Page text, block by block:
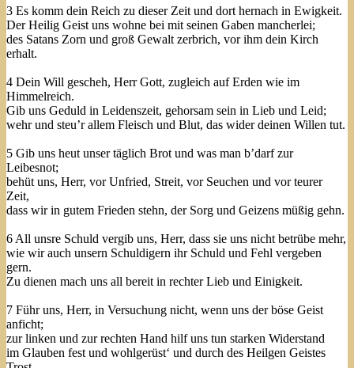
3 Es komm dein Reich zu dieser Zeit und dort hernach in Ewigkeit.
Der Heilig Geist uns wohne bei mit seinen Gaben mancherlei;
des Satans Zorn und groß Gewalt zerbrich, vor ihm dein Kirch
erhalt.
4 Dein Will gescheh, Herr Gott, zugleich auf Erden wie im
Himmelreich.
Gib uns Geduld in Leidenszeit, gehorsam sein in Lieb und Leid;
wehr und steu’r allem Fleisch und Blut, das wider deinen Willen tut.
5 Gib uns heut unser täglich Brot und was man b’darf zur
Leibesnot;
behüt uns, Herr, vor Unfried, Streit, vor Seuchen und vor teurer
Zeit,
dass wir in gutem Frieden stehn, der Sorg und Geizens müßig gehn.
6 All unsre Schuld vergib uns, Herr, dass sie uns nicht betrübe mehr,
wie wir auch unsern Schuldigern ihr Schuld und Fehl vergeben
gern.
Zu dienen mach uns all bereit in rechter Lieb und Einigkeit.
7 Führ uns, Herr, in Versuchung nicht, wenn uns der böse Geist
anficht;
zur linken und zur rechten Hand hilf uns tun starken Widerstand
im Glauben fest und wohlgerüst‘ und durch des Heilgen Geistes